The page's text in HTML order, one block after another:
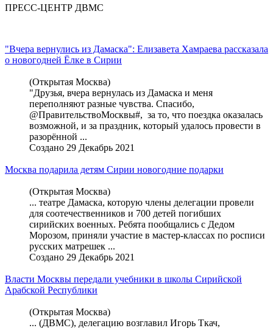
ПРЕСС-ЦЕНТР ДВМС
"Вчера вернулись из Дамаска": Елизавета Хамраева рассказала
о новогодней Ёлке в Сирии
(Открытая Москва)
"Друзья, вчера вернулась из Дамаска и меня
переполняют разные чувства. Спасибо,
@ПравительствоМосквы#, за то, что поездка оказалась
возможной, и за праздник, который удалось провести в
разорённой ...
Создано 29 Декабрь 2021
Москва подарила детям Сирии новогодние подарки
(Открытая Москва)
... театре Дамаска, которую члены делегации провели
для соотечественников и 700 детей погибших
сирийских военных. Ребята пообщались с Дедом
Морозом, приняли участие в мастер-классах по росписи
русских матрешек ...
Создано 29 Декабрь 2021
Власти Москвы передали учебники в школы Сирийской
Арабской Республики
(Открытая Москва)
... (ДВМС), делегацию возглавил Игорь Ткач,